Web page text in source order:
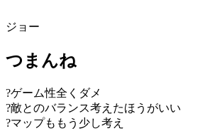
ジョー
つまんね
?ゲーム性全くダメ
?敵とのバランス考えたほうがいい
?マップももう少し考え